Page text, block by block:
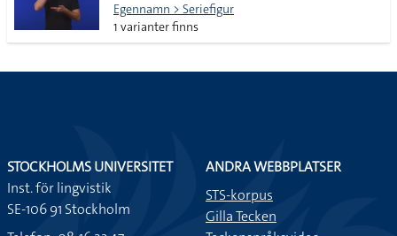
Egennamn > Seriefigur
1 varianter finns
STOCKHOLMS UNIVERSITET
Inst. för lingvistik
SE-106 91 Stockholm
ANDRA WEBBPLATSER
STS-korpus
Gilla Tecken